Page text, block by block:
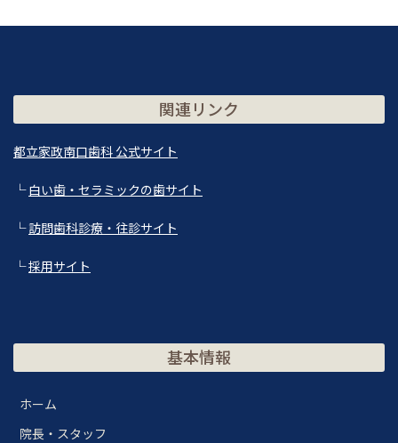
関連リンク
都立家政南口歯科 公式サイト
└白い歯・セラミックの歯サイト
└訪問歯科診療・往診サイト
└採用サイト
基本情報
ホーム
院長・スタッフ